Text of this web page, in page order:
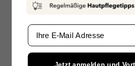
Email